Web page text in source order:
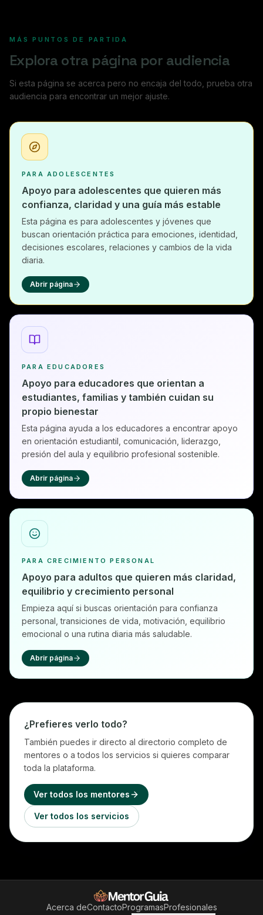
MÁS PUNTOS DE PARTIDA
Explora otra página por audiencia
Si esta página se acerca pero no encaja del todo, prueba otra
audiencia para encontrar un mejor ajuste.
PARA ADOLESCENTES
Apoyo para adolescentes que quieren más
confianza, claridad y una guía más estable
Esta página es para adolescentes y jóvenes que
buscan orientación práctica para emociones, identidad,
decisiones escolares, relaciones y cambios de la vida
diaria.
Abrir página
PARA EDUCADORES
Apoyo para educadores que orientan a
estudiantes, familias y también cuidan su
propio bienestar
Esta página ayuda a los educadores a encontrar apoyo
en orientación estudiantil, comunicación, liderazgo,
presión del aula y equilibrio profesional sostenible.
Abrir página
PARA CRECIMIENTO PERSONAL
Apoyo para adultos que quieren más claridad,
equilibrio y crecimiento personal
Empieza aquí si buscas orientación para confianza
personal, transiciones de vida, motivación, equilibrio
emocional o una rutina diaria más saludable.
Abrir página
¿Prefieres verlo todo?
También puedes ir directo al directorio completo de
mentores o a todos los servicios si quieres comparar
toda la plataforma.
Ver todos los mentores
Ver todos los servicios
Acerca deContactoProgramasProfesionales